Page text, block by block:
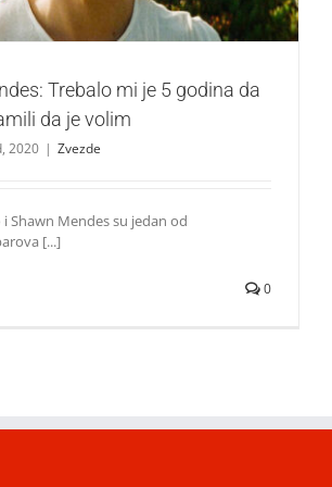
Trebalo mi je 5 godina da
da je volim
2020 | Zvezde
i Shawn Mendes su jedan od
[...]
0